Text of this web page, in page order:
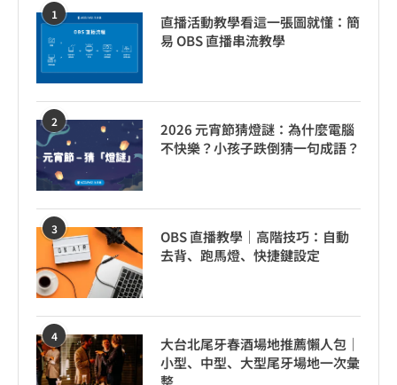
1
直播活動教學看這一張圖就懂：簡
易 OBS 直播串流教學
2
2026 元宵節猜燈謎：為什麼電腦
不快樂？小孩子跌倒猜一句成語？
3
OBS 直播教學｜高階技巧：自動
去背、跑馬燈、快捷鍵設定
4
大台北尾牙春酒場地推薦懶人包｜
小型、中型、大型尾牙場地一次彙
整